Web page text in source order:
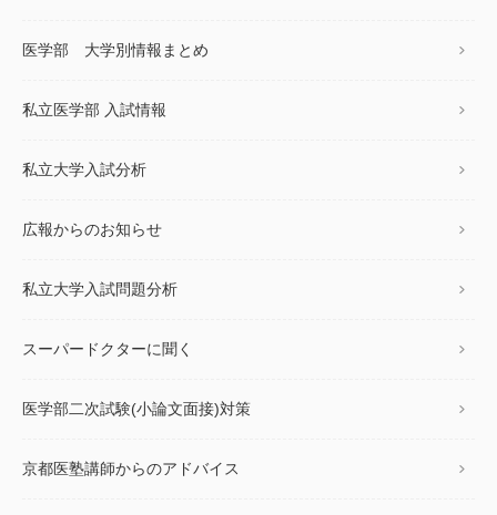
医学部 大学別情報まとめ
私立医学部 入試情報
私立大学入試分析
広報からのお知らせ
私立大学入試問題分析
スーパードクターに聞く
医学部二次試験(小論文面接)対策
京都医塾講師からのアドバイス